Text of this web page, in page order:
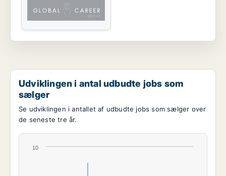
Udviklingen i antal udbudte jobs som
sælger
Se udviklingen i antallet af udbudte jobs som sælger over
de seneste tre år.
10